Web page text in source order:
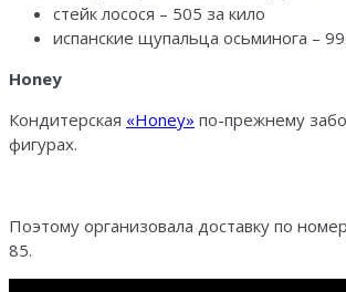
стейк лосося – 505 за кило
испанские щупальца осьминога –
Honey
Кондитерская «Honey» по-прежнему
фигурах.
Поэтому организовала доставку по
85.